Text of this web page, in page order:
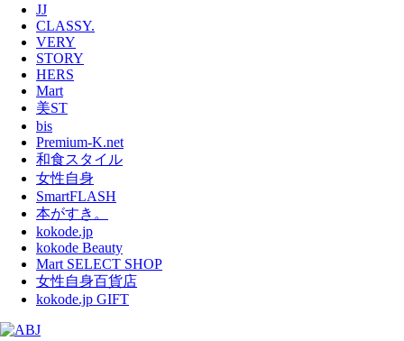
JJ
CLASSY.
VERY
STORY
HERS
Mart
美ST
bis
Premium-K.net
和食スタイル
女性自身
SmartFLASH
本がすき。
kokode.jp
kokode Beauty
Mart SELECT SHOP
女性自身百貨店
kokode.jp GIFT